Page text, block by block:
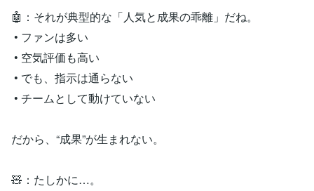
🤖：それが典型的な「人気と成果の乖離」だね。
• ファンは多い
• 空気評価も高い
• でも、指示は通らない
• チームとして動けていない
だから、“成果”が生まれない。
🧸：たしかに…。